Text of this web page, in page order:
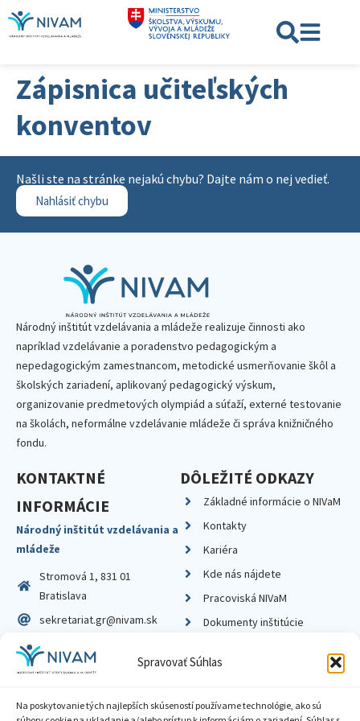
Spravovať Súhlas
Na poskytovanie tých najlepších skúseností používame technológie, ako sú
Zápisnica učiteľských
konventov
Našli ste na stránke nejakú chybu? Dajte nám o nej vedieť.
Nahlásiť chybu
Národný inštitút vzdelávania a mládeže realizuje činnosti ako
napríklad vzdelávanie a poradenstvo pedagogickým a
nepedagogickým zamestnancom, metodické usmerňovanie škôl a
školských zariadení, aplikovaný pedagogický výskum,
organizovanie predmetových olympiád a súťaží, externé testovanie
na školách, neformálne vzdelávanie mládeže či správa knižničného
fondu.
KONTAKTNÉ
INFORMÁCIE
Národný inštitút vzdelávania a
mládeže
Stromová 1, 831 01
Bratislava
sekretariat.gr@nivam.sk
IČO: 00164348
DIČ: 2020798714
DÔLEŽITÉ ODKAZY
Základné informácie o NIVaM
Kontakty
Kariéra
Kde nás nájdete
Pracoviská NIVaM
Dokumenty inštitúcie